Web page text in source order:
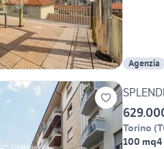
Agenzia
Torino (
100 mq